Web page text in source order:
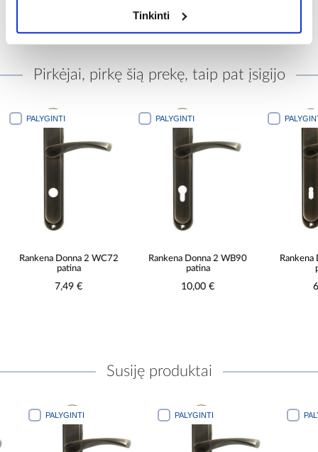
Tinkinti
Pirkėjai, pirkę šią prekę, taip pat įsigijo
PALYGINTI
Rankena Donna 2 WC72
patina
7,49 €
PALYGINTI
Rankena Donna 2 WB90
patina
10,00 €
PALYGINTI
Rankena
Susiję produktai
PALYGINTI PALYGINTI PALYGINTI